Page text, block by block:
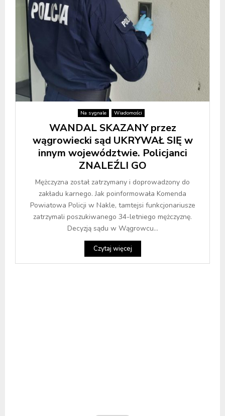
Na sygnale Wiadomości
WANDAL SKAZANY przez
wągrowiecki sąd UKRYWAŁ SIĘ w
innym województwie. Policjanci
ZNALEŹLI GO
Mężczyzna został zatrzymany i doprowadzony do
zakładu karnego. Jak poinformowała Komenda
Powiatowa Policji w Nakle, tamtejsi funkcjonariusze
zatrzymali poszukiwanego 34-letniego mężczyznę.
Decyzją sądu w Wągrowcu...
Czytaj więcej